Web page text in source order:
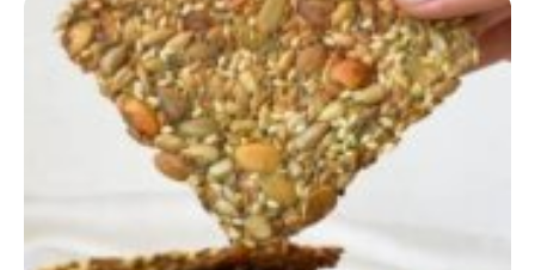
Comer Bem: Cracker De Sementes